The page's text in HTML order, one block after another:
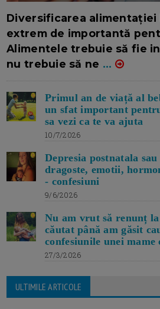
Diversificarea alimentației
extrem de importantă
Alimentele trebuie să fie
nu trebuie să ne ...
Primul an de viață al
un sfat important
sa vezi ca te va ajuta
10/7/2026
Depresia postnatala
dragoste, emotii,
- confesiuni
9/6/2026
Nu am vrut să renunț
căutat până am găsit
confesiunile unei mame
27/3/2026
ULTIMILE ARTICOLE